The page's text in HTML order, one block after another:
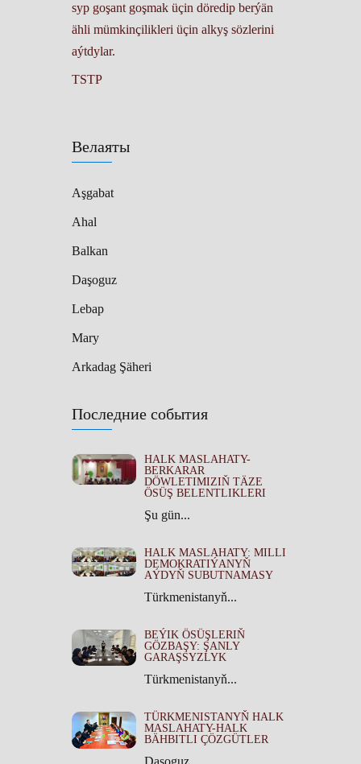
Велаяты
Aşgabat
Ahal
Balkan
Daşoguz
Lebap
Mary
Arkadag Şäheri
Последние события
HALK MASLAHATY-
BERKARAR
DÖWLETIMIZIŇ TÄZE
ÖSÜŞ BELENTLIKLERI
Şu gün...
HALK MASLAHATY: MILLI
DEMOKRATIÝANYŇ
AÝDYŇ SUBUTNAMASY
Türkmenistanyň...
BEÝIK ÖSÜŞLERIŇ
GÖZBAŞY: ŞANLY
GARAŞSYZLYK
Türkmenistanyň...
TÜRKMENISTANYŇ HALK
MASLAHATY-HALK
BÄHBITLI ÇÖZGÜTLER
syp go­şant goş­mak üçin dö­re­dip ber­ýän
äh­li müm­kin­çi­lik­le­ri üçin al­kyş söz­le­ri­ni
aýt­dy­lar.
TSTP